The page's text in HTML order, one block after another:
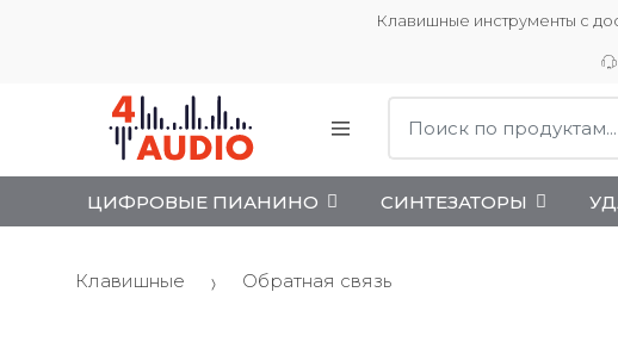
Клавишные инструменты с
ЦИФРОВЫЕ ПИАНИНО СИНТЕЗАТОРЫ
Клавишные Обратная связь